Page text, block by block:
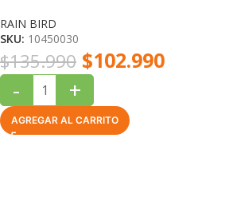
RAIN BIRD
SKU: 10450030
$135.990 $102.990
- +
AGREGAR AL CARRITO